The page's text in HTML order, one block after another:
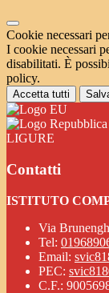
Cookie necessari
I cookie necessari
disabilitati. È
policy.
Accetta tutti
LIGURE
Contatti
ISTITUTO
Via
Tel:
Email:
PEC:
C.F.: